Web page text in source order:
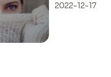
2022-12-17